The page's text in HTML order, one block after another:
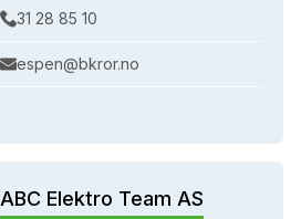
31 28 85 10
espen@bkror.no
ABC Elektro Team AS